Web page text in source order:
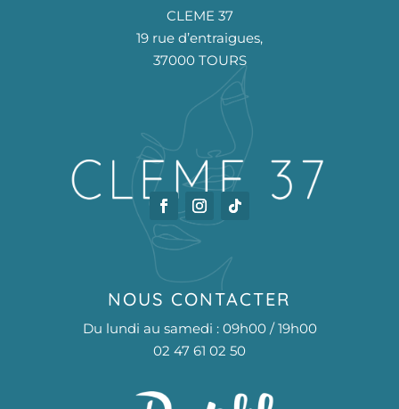
CLEME 37
19 rue d’entraigues,
37000 TOURS
NOUS CONTACTER
Du lundi au samedi : 09h00 / 19h00
02 47 61 02 50